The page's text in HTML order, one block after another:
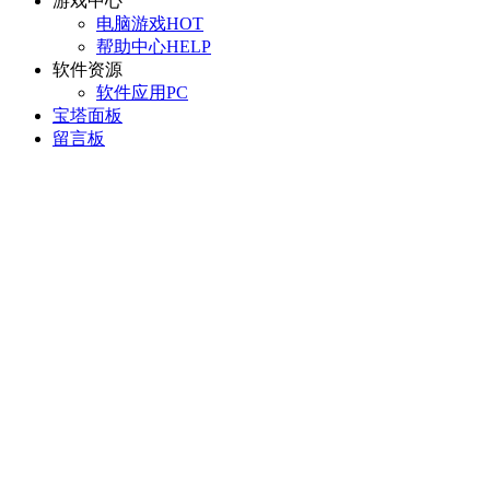
电脑游戏HOT
帮助中心HELP
软件资源
软件应用PC
宝塔面板
留言板